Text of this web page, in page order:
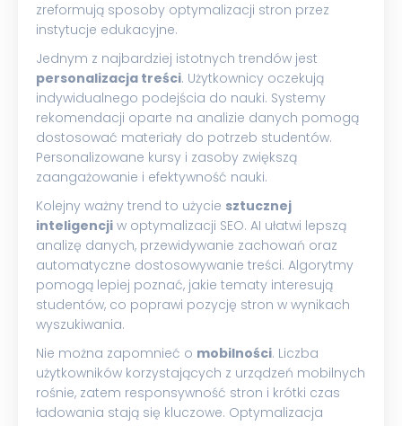
zreformują sposoby optymalizacji stron przez
instytucje edukacyjne.
Jednym z najbardziej istotnych trendów jest
personalizacja treści. Użytkownicy oczekują
indywidualnego podejścia do nauki. Systemy
rekomendacji oparte na analizie danych pomogą
dostosować materiały do potrzeb studentów.
Personalizowane kursy i zasoby zwiększą
zaangażowanie i efektywność nauki.
Kolejny ważny trend to użycie sztucznej
inteligencji w optymalizacji SEO. AI ułatwi lepszą
analizę danych, przewidywanie zachowań oraz
automatyczne dostosowywanie treści. Algorytmy
pomogą lepiej poznać, jakie tematy interesują
studentów, co poprawi pozycję stron w wynikach
wyszukiwania.
Nie można zapomnieć o mobilności. Liczba
użytkowników korzystających z urządzeń mobilnych
rośnie, zatem responsywność stron i krótki czas
ładowania stają się kluczowe. Optymalizacja